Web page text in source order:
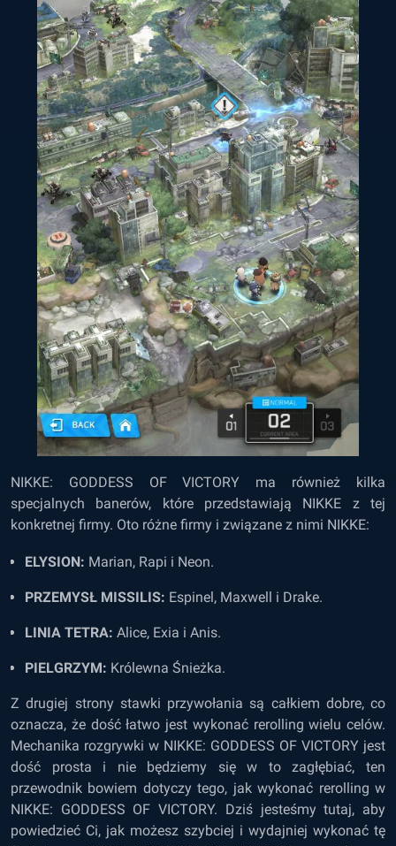
NIKKE: GODDESS OF VICTORY ma również kilka
specjalnych banerów, które przedstawiają NIKKE z tej
konkretnej firmy. Oto różne firmy i związane z nimi NIKKE:
ELYSION: Marian, Rapi i Neon.
PRZEMYSŁ MISSILIS: Espinel, Maxwell i Drake.
LINIA TETRA: Alice, Exia i Anis.
PIELGRZYM: Królewna Śnieżka.
Z drugiej strony stawki przywołania są całkiem dobre, co
oznacza, że dość łatwo jest wykonać rerolling wielu celów.
Mechanika rozgrywki w NIKKE: GODDESS OF VICTORY jest
dość prosta i nie będziemy się w to zagłębiać, ten
przewodnik bowiem dotyczy tego, jak wykonać rerolling w
NIKKE: GODDESS OF VICTORY. Dziś jesteśmy tutaj, aby
powiedzieć Ci, jak możesz szybciej i wydajniej wykonać tę